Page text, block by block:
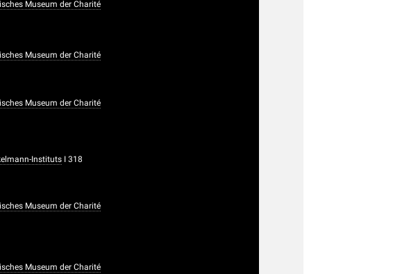
Museum der Charité
Museum der Charité
Museum der Charité
Instituts I 318
Museum der Charité
Museum der Charité